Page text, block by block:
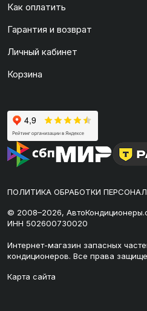
Как оплатить
Гарантия и возврат
Личный кабинет
Корзина
ПОЛИТИКА ОБРАБОТКИ
© 2008–2026,
ИНН 502600730020
Интернет-магазин запасных
кондиционеров. Все права
Карта сайта